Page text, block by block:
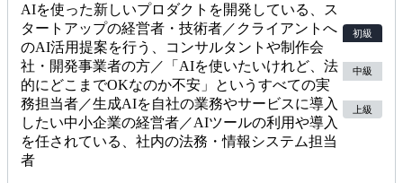
この書籍を読むことで、AIに関する法的リスクを全体的に
把握できます。
開発や運用における法務上の問題点を、一般論から具体的な
事例まで体系的に理解できます。
〇AIに関する法的リスクを全体的に把握できる
開発や運用における法務上の問題点を、一般論から具体的な
事例まで体系的に理解できます。
AIを使った新しいプロダクトを開発している、ス
タートアップの経営者・技術者／クライアントへ
のAI活用提案を行う、コンサルタントや制作会
社・開発事業者の方／「AIを使いたいけれど、法
的にどこまでOKなのか不安」というすべての実
務担当者／生成AIを自社の業務やサービスに導入
したい中小企業の経営者／AIツールの利用や導入
を任されている、社内の法務・情報システム担当
者
初級
中級
上級